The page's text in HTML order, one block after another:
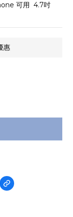
可用  4.7吋
惠